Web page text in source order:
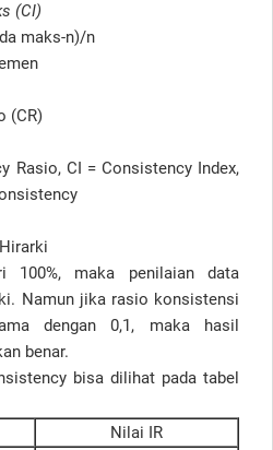
(CI)
maks-n)/n
(CR)
Rasio, CI = Consistency Index,
100%, maka penilaian data
Namun jika rasio konsistensi
dengan 0,1, maka hasil
benar.
bisa dilihat pada tabel
Nilai IR